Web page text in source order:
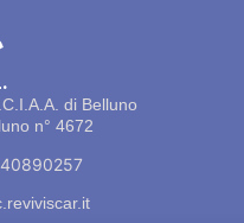
di Belluno
n° 4672